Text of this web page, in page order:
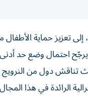
إلى تعزيز حماية
⁠احتمال وضع حد
دول من النرويج
الرائدة في هذا